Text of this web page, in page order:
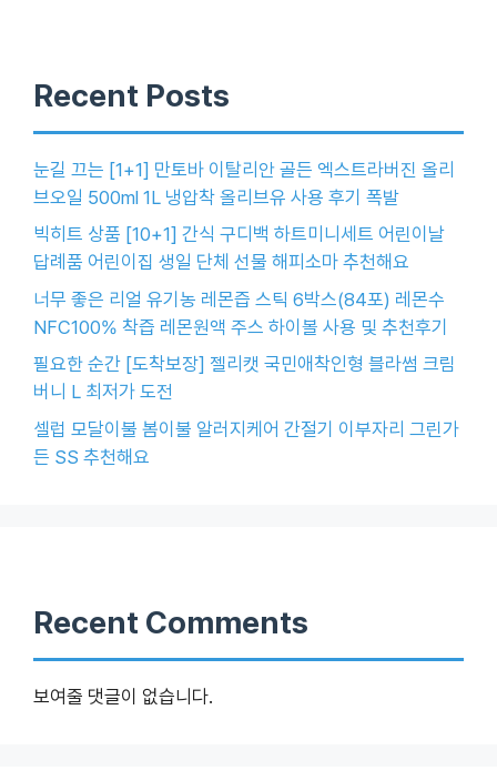
Recent Posts
눈길 끄는 [1+1] 만토바 이탈리안 골든 엑스트라버진 올리
브오일 500ml 1L 냉압착 올리브유 사용 후기 폭발
빅히트 상품 [10+1] 간식 구디백 하트미니세트 어린이날
답례품 어린이집 생일 단체 선물 해피소마 추천해요
너무 좋은 리얼 유기농 레몬즙 스틱 6박스(84포) 레몬수
NFC100% 착즙 레몬원액 주스 하이볼 사용 및 추천후기
필요한 순간 [도착보장] 젤리캣 국민애착인형 블라썸 크림
버니 L 최저가 도전
셀럽 모달이불 봄이불 알러지케어 간절기 이부자리 그린가
든 SS 추천해요
Recent Comments
보여줄 댓글이 없습니다.